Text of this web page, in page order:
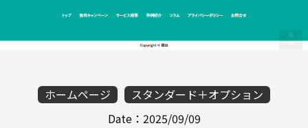
ホームページ
スタンダード＋オプション
Date：2025/09/09